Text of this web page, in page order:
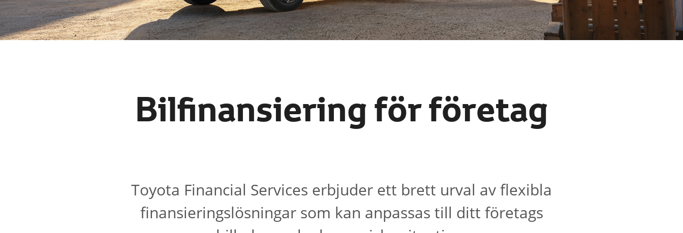
Bilfinansiering för företag
Toyota Financial Services erbjuder ett brett urval av flexibla
finansieringslösningar som kan anpassas till ditt företags